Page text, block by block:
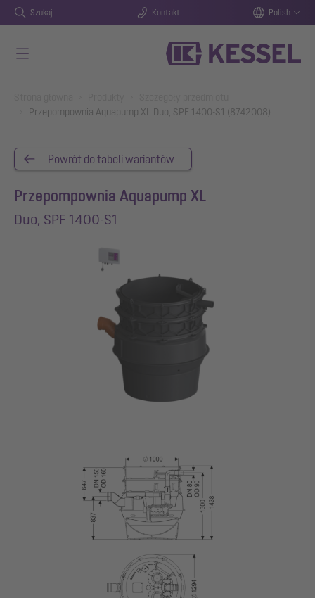
Szukaj Kontakt Polish
Przepompownia Aquapump XL Duo, SPF 1400-S1 (8742008)
Powrót do tabeli wariantów
Przepompownia Aquapump XL
Duo, SPF 1400-S1